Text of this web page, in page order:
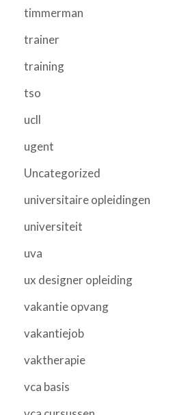
timmerman
trainer
training
tso
ucll
ugent
Uncategorized
universitaire opleidingen
universiteit
uva
ux designer opleiding
vakantie opvang
vakantiejob
vaktherapie
vca basis